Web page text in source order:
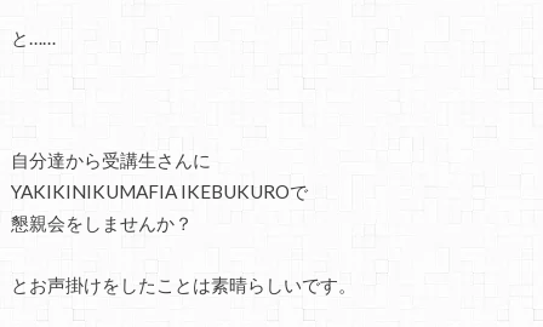
と……
自分達から受講生さんに
YAKIKINIKUMAFIA IKEBUKUROで
懇親会をしませんか？
とお声掛けをしたことは素晴らしいです。